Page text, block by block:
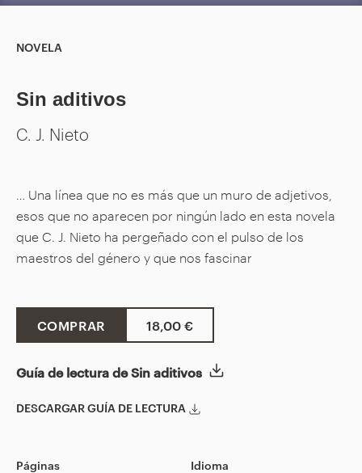
NOVELA
Sin aditivos
C. J. Nieto
… Una línea que no es más que un muro de adjetivos,
esos que no aparecen por ningún lado en esta novela
que C. J. Nieto ha pergeñado con el pulso de los
maestros del género y que nos fascinar
COMPRAR 18,00 €
Guía de lectura de Sin aditivos
DESCARGAR GUÍA DE LECTURA
Páginas
Idioma